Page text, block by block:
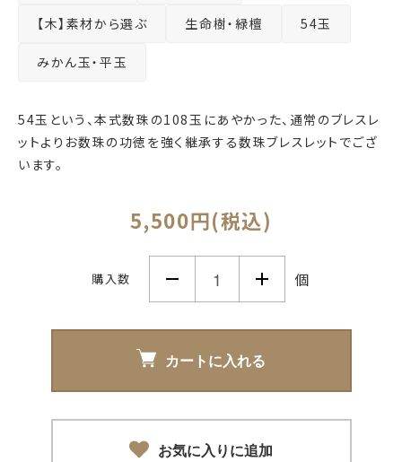
【木】素材から選ぶ 生命樹・緑檀 54玉
みかん玉・平玉
54玉という、本式数珠の108玉にあやかった、通常のブレスレ
ットよりお数珠の功徳を強く継承する数珠ブレスレットでござ
います。
5,500円(税込)
購入数 個
カートに入れる
お気に入りに追加